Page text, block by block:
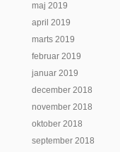
maj 2019
april 2019
marts 2019
februar 2019
januar 2019
december 2018
november 2018
oktober 2018
september 2018